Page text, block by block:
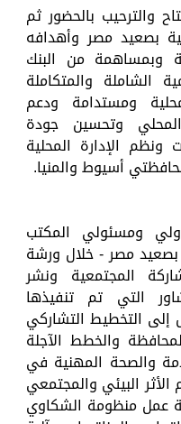
والترحيب بالحضور ثم
بصعيد مصر وأهدافه
وبمساهمة من البنك
الشاملة والمتكاملة
ومستدامة ودعم
المحلي وتحسين جودة
ونظم الإدارة المحلية
أسيوط والمنيا.
ومسئولي المكتب
بصعيد مصر - خلال ورشة
المجتمعية ونشر
التي تم تنفيذها
التخطيط التشاركي
والخطط الآجلة
والصحة المهنية في
البيئي والمجتمعي
عمل منظومة الشكاوي